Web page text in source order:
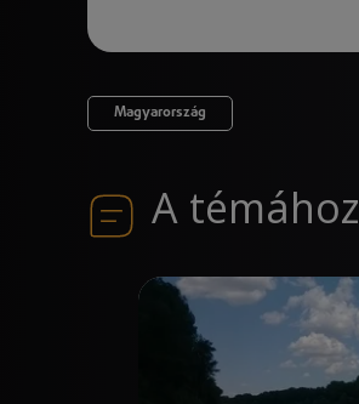
Magyarország
A témához